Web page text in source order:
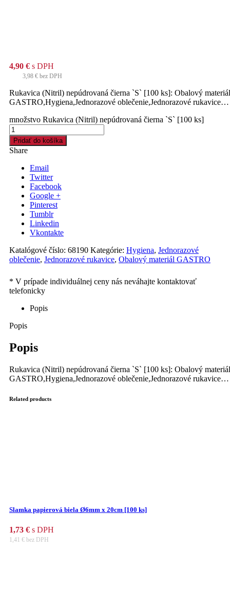
4,90 € s DPH
3,98 € bez DPH
Rukavica (Nitril) nepúdrovaná čierna `S` [100 ks]: Obalový materiál
GASTRO,Hygiena,Jednorazové oblečenie,Jednorazové rukavice…
množstvo Rukavica (Nitril) nepúdrovaná čierna `S` [100 ks]
Pridať do košíka
Share
Email
Twitter
Facebook
Google +
Pinterest
Tumblr
Linkedin
Vkontakte
Katalógové číslo: 68190 Kategórie: Hygiena, Jednorazové
oblečenie, Jednorazové rukavice, Obalový materiál GASTRO
Popis
Popis
Popis
Rukavica (Nitril) nepúdrovaná čierna `S` [100 ks]: Obalový materiál
GASTRO,Hygiena,Jednorazové oblečenie,Jednorazové rukavice…
Related products
Slamka papierová biela Ø6mm x 20cm [100 ks]
1,73 € s DPH
1,41 € bez DPH